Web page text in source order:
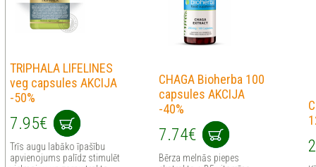
TRIPHALA LIFELINES
veg capsules AKCIJA
-50%
7.95€
Trīs augu labāko īpašību
apvienojums palīdz stimulēt
CHAGA Bioherba 100
capsules AKCIJA
-40%
7.74€
Bērza melnās piepes